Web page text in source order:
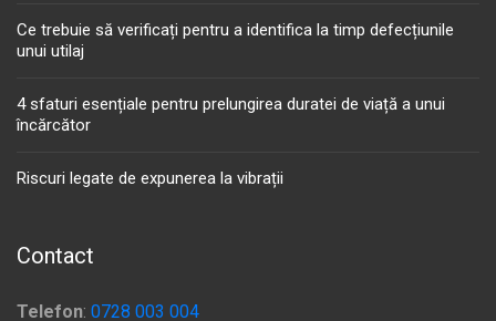
Ce trebuie să verificați pentru a identifica la timp defecțiunile
unui utilaj
4 sfaturi esențiale pentru prelungirea duratei de viață a unui
încărcător
Riscuri legate de expunerea la vibrații
Contact
Telefon: 0728 003 004